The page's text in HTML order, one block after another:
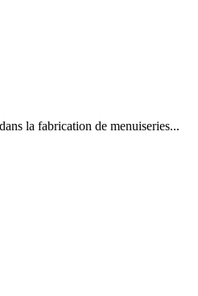
la fabrication de menuiseries...